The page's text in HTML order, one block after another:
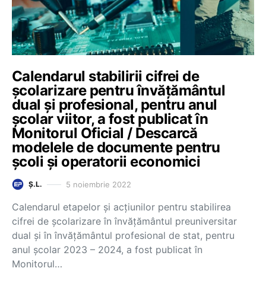
Calendarul stabilirii cifrei de
școlarizare pentru învățământul
dual și profesional, pentru anul
școlar viitor, a fost publicat în
Monitorul Oficial / Descarcă
modelele de documente pentru
școli și operatorii economici
Ș.L. 5 noiembrie 2022
Calendarul etapelor și acțiunilor pentru stabilirea
cifrei de școlarizare în învățământul preuniversitar
dual și în învățământul profesional de stat, pentru
anul școlar 2023 – 2024, a fost publicat în
Monitorul…